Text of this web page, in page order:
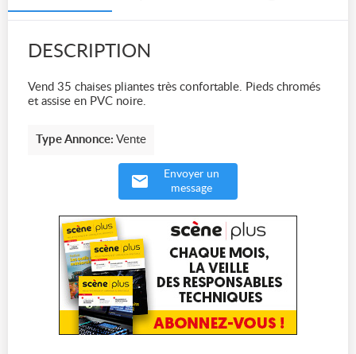
DESCRIPTION
Vend 35 chaises pliantes très confortable. Pieds chromés
et assise en PVC noire.
Type Annonce: Vente
Envoyer un
message